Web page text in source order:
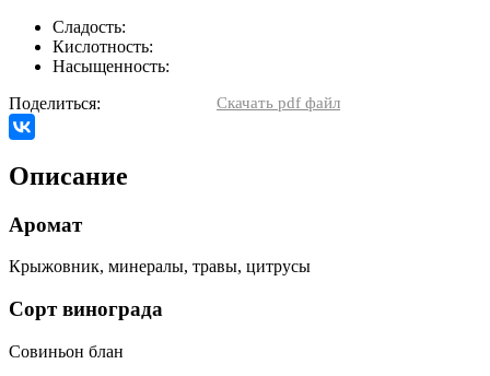
Сладость:
Кислотность:
Насыщенность:
Поделиться:
Скачать pdf файл
Описание
Аромат
Крыжовник, минералы, травы, цитрусы
Сорт винограда
Совиньон блан